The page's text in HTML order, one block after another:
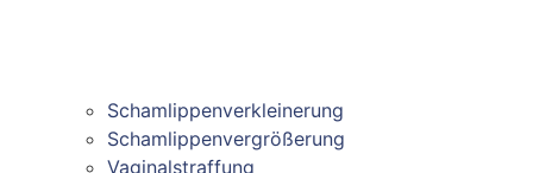
Schamlippenverkleinerung
Schamlippenvergrößerung
Vaginalstraffung